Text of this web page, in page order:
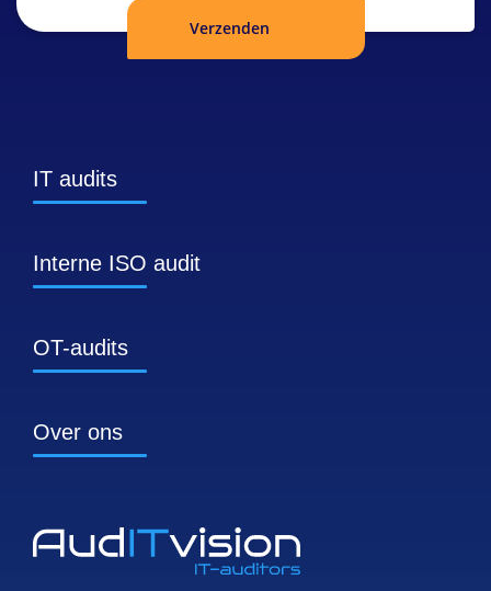
IT audits
Interne ISO audit
OT-audits
Over ons